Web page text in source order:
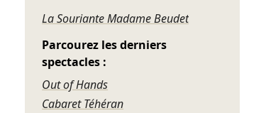
La Souriante Madame Beudet
Parcourez les derniers
spectacles :
Out of Hands
Cabaret Téhéran